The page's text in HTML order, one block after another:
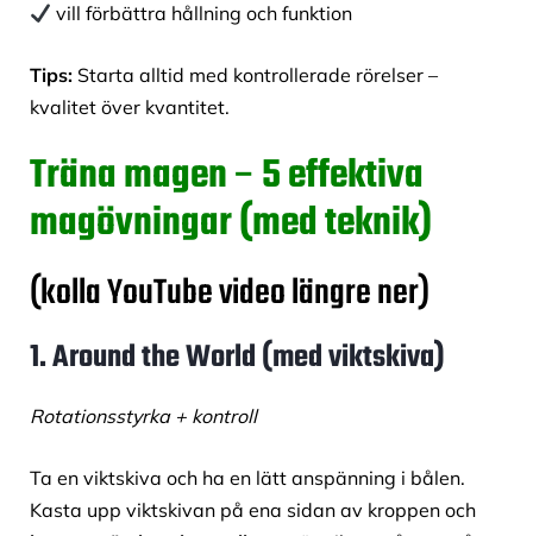
vill förbättra hållning och funktion
Tips: Starta alltid med kontrollerade rörelser –
kvalitet över kvantitet.
Träna magen–5 effektiva
magövningar (med teknik)
(kollaYouTubevideo längre ner)
1. Around the World (med viktskiva)
Rotationsstyrka + kontroll
Ta en viktskiva och ha en lätt anspänning i bålen.
Kasta upp viktskivan på ena sidan av kroppen och